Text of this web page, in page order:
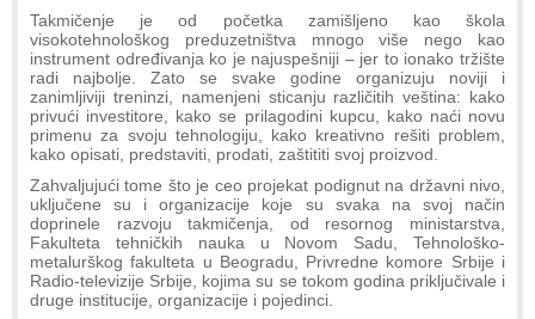
Takmičenje je od početka zamišljeno kao škola
visokotehnološkog preduzetništva mnogo više nego kao
instrument određivanja ko je najuspešniji – jer to ionako tržište
radi najbolje. Zato se svake godine organizuju noviji i
zanimljiviji treninzi, namenjeni sticanju različitih veština: kako
privući investitore, kako se prilagodini kupcu, kako naći novu
primenu za svoju tehnologiju, kako kreativno rešiti problem,
kako opisati, predstaviti, prodati, zaštititi svoj proizvod.
Zahvaljujući tome što je ceo projekat podignut na državni nivo,
uključene su i organizacije koje su svaka na svoj način
doprinele razvoju takmičenja, od resornog ministarstva,
Fakulteta tehničkih nauka u Novom Sadu, Tehnološko-
metalurškog fakulteta u Beogradu, Privredne komore Srbije i
Radio-televizije Srbije, kojima su se tokom godina priključivale i
druge institucije, organizacije i pojedinci.